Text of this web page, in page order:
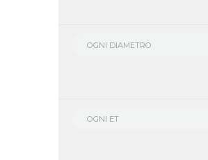
OGNI DIAMETRO
OGNI ET